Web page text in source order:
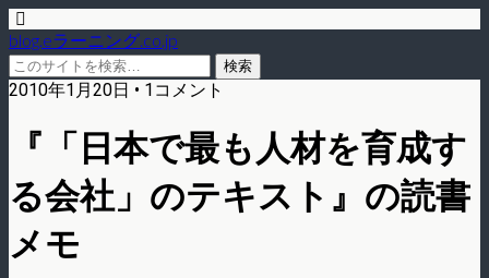
blog.eラーニング.co.jp
2010年1月20日 • 1コメント
『「日本で最も人材を育成す
る会社」のテキスト』の読書
メモ